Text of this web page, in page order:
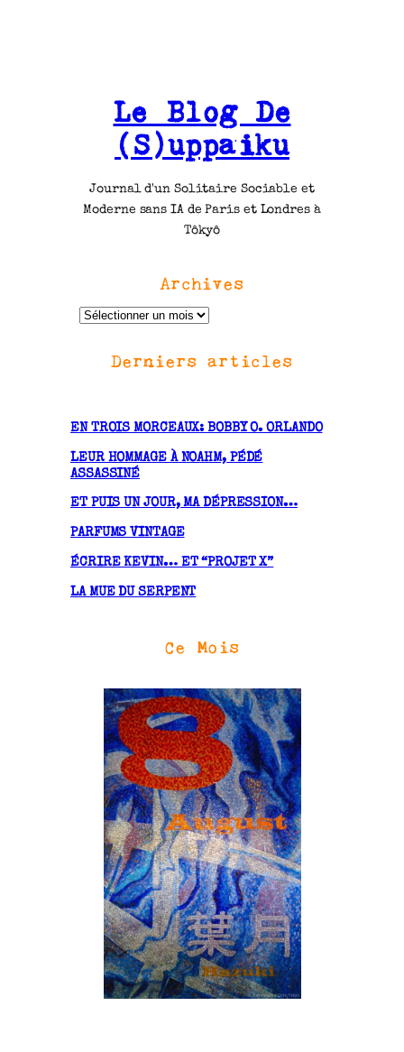
Le Blog De
(S)uppaiku
Journal d'un Solitaire Sociable et
Moderne sans IA de Paris et Londres à
Tôkyô
Archives
A
v
s
Derniers articles
EN TROIS MORCEAUX: BOBBY O. ORLANDO
LEUR HOMMAGE À NOAHM, PÉDÉ
ASSASSINÉ
ET PUIS UN JOUR, MA DÉPRESSION…
PARFUMS VINTAGE
ÉCRIRE KEVIN… ET “PROJET X”
LA MUE DU SERPENT
Ce Mois